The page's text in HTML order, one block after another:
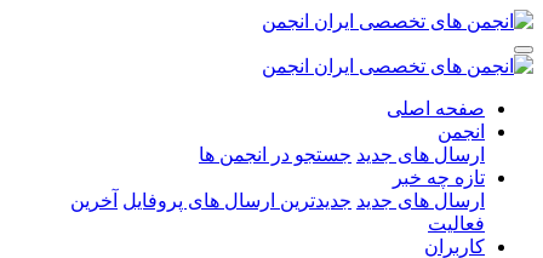
صفحه اصلی
انجمن
ارسال های جدید جستجو در انجمن ها
تازه چه خبر
ارسال های جدید جدیدترین ارسال های پروفایل آخرین
فعالیت
کاربران